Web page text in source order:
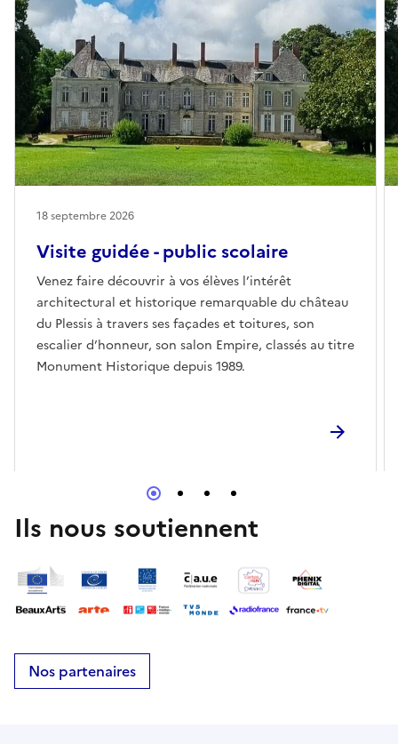
Visite guidée - public scolaire
Venez faire découvrir à vos élèves l’intérêt
architectural et historique remarquable du château
du Plessis à travers ses façades et toitures, son
escalier d’honneur, son salon Empire, classés au titre
Monument Historique depuis 1989.
18 septembre 2026
Ils nous soutiennent
Nos partenaires